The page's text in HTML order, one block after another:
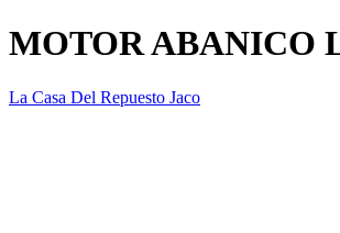
MOTOR ABANICO
La Casa Del Repuesto Jaco